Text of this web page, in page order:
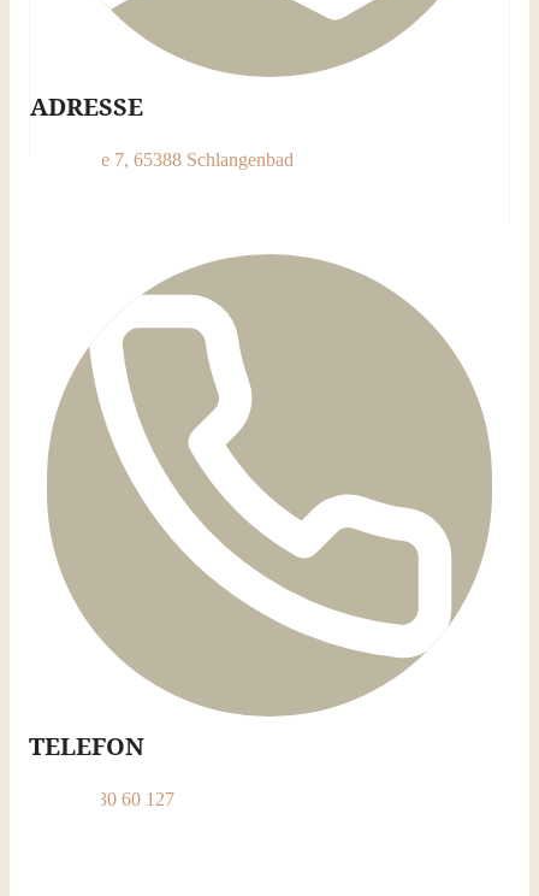
ADRESSE
Borngasse 7, 65388 Schlangenbad
TELEFON
+49 170 30 60 127